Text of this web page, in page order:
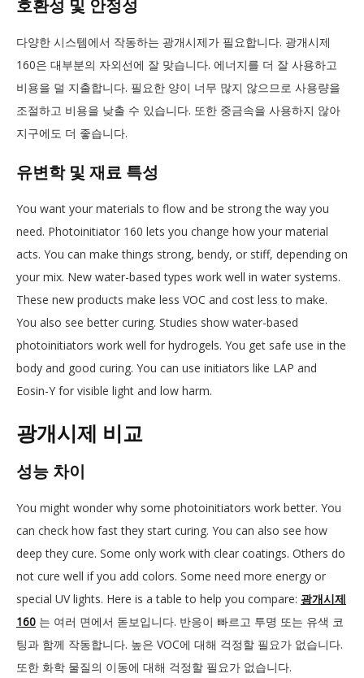
다양한 시스템에서 작동하는 광개시제가 필요합니다. 광개시제
160은 대부분의 자외선에 잘 맞습니다. 에너지를 더 잘 사용하고
비용을 덜 지출합니다. 필요한 양이 너무 많지 않으므로 사용량을
조절하고 비용을 낮출 수 있습니다. 또한 중금속을 사용하지 않아
지구에도 더 좋습니다.
유변학 및 재료 특성
You want your materials to flow and be strong the way you
need. Photoinitiator 160 lets you change how your material
acts. You can make things strong, bendy, or stiff, depending on
your mix. New water-based types work well in water systems.
These new products make less VOC and cost less to make.
You also see better curing. Studies show water-based
photoinitiators work well for hydrogels. You get safe use in the
body and good curing. You can use initiators like LAP and
Eosin-Y for visible light and low harm.
광개시제 비교
성능 차이
You might wonder why some photoinitiators work better. You
can check how fast they start curing. You can also see how
deep they cure. Some only work with clear coatings. Others do
not cure well if you add colors. Some need more energy or
special UV lights. Here is a table to help you compare: 광개시제
160 는 여러 면에서 돋보입니다. 반응이 빠르고 투명 또는 유색 코
팅과 함께 작동합니다. 높은 VOC에 대해 걱정할 필요가 없습니다.
또한 화학 물질의 이동에 대해 걱정할 필요가 없습니다.